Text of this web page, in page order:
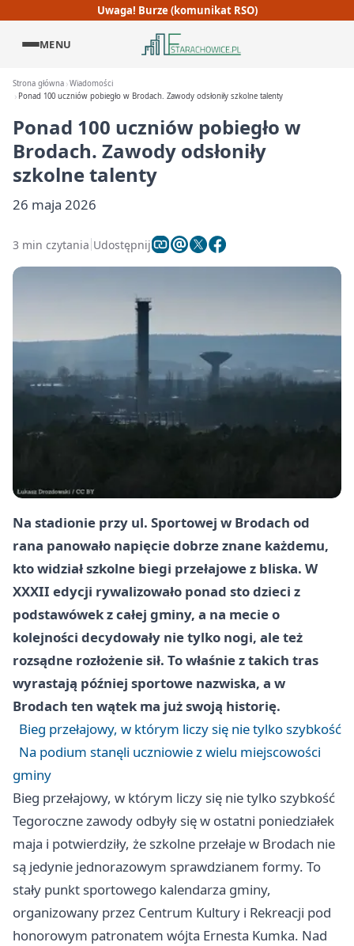
Uwaga! Burze (komunikat RSO)
MENU
Strona główna Wiadomości
Ponad 100 uczniów pobiegło w Brodach. Zawody odsłoniły szkolne talenty
Ponad 100 uczniów pobiegło w
Brodach. Zawody odsłoniły
szkolne talenty
26 maja 2026
3 min czytania Udostępnij
Na stadionie przy ul. Sportowej w Brodach od
rana panowało napięcie dobrze znane każdemu,
kto widział szkolne biegi przełajowe z bliska. W
XXXII edycji rywalizowało ponad sto dzieci z
podstawówek z całej gminy, a na mecie o
kolejności decydowały nie tylko nogi, ale też
rozsądne rozłożenie sił. To właśnie z takich tras
wyrastają później sportowe nazwiska, a w
Brodach ten wątek ma już swoją historię.
Bieg przełajowy, w którym liczy się nie tylko szybkość
Na podium stanęli uczniowie z wielu miejscowości
gminy
Bieg przełajowy, w którym liczy się nie tylko szybkość
Tegoroczne zawody odbyły się w ostatni poniedziałek
maja i potwierdziły, że szkolne przełaje w Brodach nie
są jedynie jednorazowym sprawdzianem formy. To
stały punkt sportowego kalendarza gminy,
organizowany przez Centrum Kultury i Rekreacji pod
honorowym patronatem wójta Ernesta Kumka. Nad